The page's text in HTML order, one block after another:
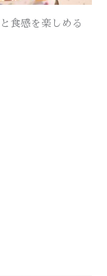
食感を楽しめる